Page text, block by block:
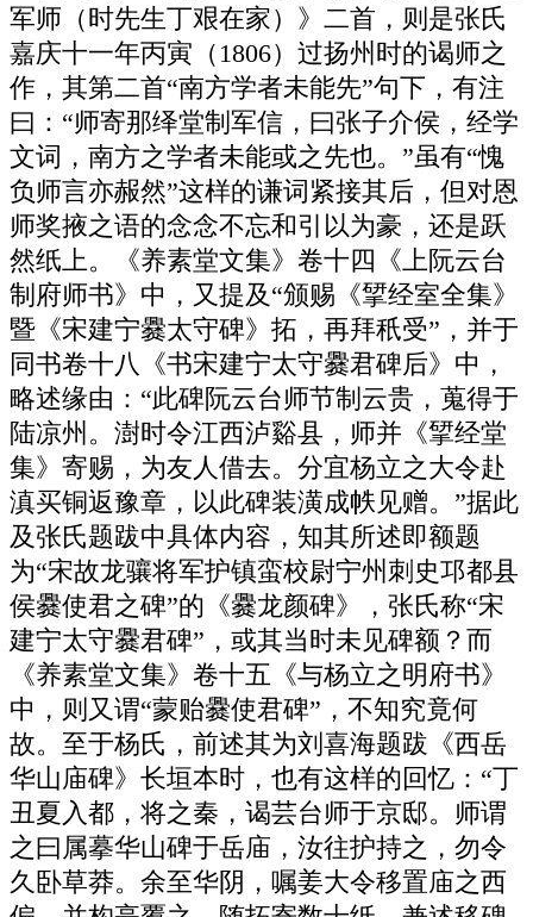
军师（时先生丁艰在家）》二首，则是张氏
嘉庆十一年丙寅（1806）过扬州时的谒师之
作，其第二首“南方学者未能先”句下，有注
曰：“师寄那绎堂制军信，曰张子介侯，经学
文词，南方之学者未能或之先也。”虽有“愧
负师言亦赧然”这样的谦词紧接其后，但对恩
师奖掖之语的念念不忘和引以为豪，还是跃
然纸上。《养素堂文集》卷十四《上阮云台
制府师书》中，又提及“颁赐《揅经室全集》
暨《宋建宁爨太守碑》拓，再拜秖受”，并于
同书卷十八《书宋建宁太守爨君碑后》中，
略述缘由：“此碑阮云台师节制云贵，蒐得于
陆凉州。澍时令江西泸谿县，师并《揅经堂
集》寄赐，为友人借去。分宜杨立之大令赴
滇买铜返豫章，以此碑装潢成帙见赠。”据此
及张氏题跋中具体内容，知其所述即额题
为“宋故龙骧将军护镇蛮校尉宁州刺史邛都县
侯爨使君之碑”的《爨龙颜碑》，张氏称“宋
建宁太守爨君碑”，或其当时未见碑额？而
《养素堂文集》卷十五《与杨立之明府书》
中，则又谓“蒙贻爨使君碑”，不知究竟何
故。至于杨氏，前述其为刘喜海题跋《西岳
华山庙碑》长垣本时，也有这样的回忆：“丁
丑夏入都，将之秦，谒芸台师于京邸。师谓
之曰属摹华山碑于岳庙，汝往护持之，勿令
久卧草莽。余至华阴，嘱姜大令移置庙之西